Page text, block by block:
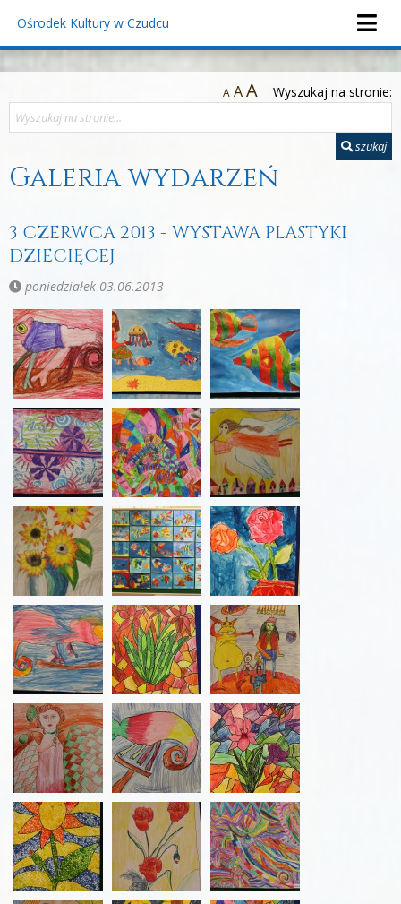
Ośrodek Kultury w Czudcu
A AA Wyszukaj na stronie:
szukaj
Galeria wydarzeń
3 CZERWCA 2013 - WYSTAWA PLASTYKI
DZIECIĘCEJ
poniedziałek 03.06.2013